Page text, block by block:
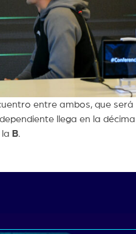
entre ambos, que
llega en la
B.